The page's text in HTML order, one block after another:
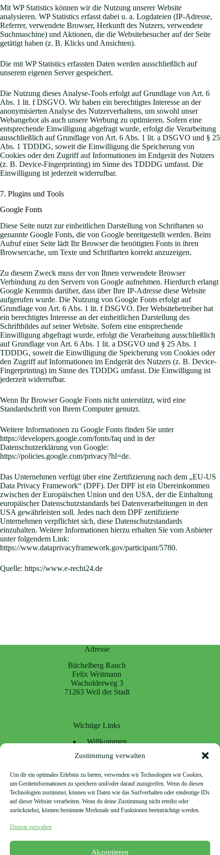
Zustimmung verwalten
Um dir ein optimales Erlebnis zu bieten, verwenden wir Technologien wie Cookies,
um Geräteinformationen zu speichern und/oder darauf zuzugreifen. Wenn du diesen
Technologien zustimmst, können wir Daten wie das Surfverhalten oder eindeutige IDs
auf dieser Website verarbeiten. Wenn du deine Zustimmung nicht erteilst oder
zurückziehst, können bestimmte Merkmale und Funktionen beeinträchtigt werden.
Dienste verwalten
Akzeptieren
Mit WP Statistics können wir die Nutzung unserer Website
analysieren. WP Statistics erfasst dabei u. a. Logdateien (IP-Adresse,
Referrer, verwendete Browser, Herkunft des Nutzers, verwendete
Suchmaschine) und Aktionen, die die Websitebesucher auf der Seite
getätigt haben (z. B. Klicks und Ansichten).
Die mit WP Statistics erfassten Daten werden ausschließlich auf
unserem eigenen Server gespeichert.
Die Nutzung dieses Analyse-Tools erfolgt auf Grundlage von Art. 6
Abs. 1 lit. f DSGVO. Wir haben ein berechtigtes Interesse an der
anonymisierten Analyse des Nutzerverhaltens, um sowohl unser
Webangebot als auch unsere Werbung zu optimieren. Sofern eine
entsprechende Einwilligung abgefragt wurde, erfolgt die Verarbeitung
ausschließlich auf Grundlage von Art. 6 Abs. 1 lit. a DSGVO und § 25
Abs. 1 TDDDG, soweit die Einwilligung die Speicherung von
Cookies oder den Zugriff auf Informationen im Endgerät des Nutzers
(z. B. Device-Fingerprinting) im Sinne des TDDDG umfasst. Die
Einwilligung ist jederzeit widerrufbar.
7. Plugins und Tools
Google Fonts
Diese Seite nutzt zur einheitlichen Darstellung von Schriftarten so
genannte Google Fonts, die von Google bereitgestellt werden. Beim
Aufruf einer Seite lädt Ihr Browser die benötigten Fonts in ihren
Browsercache, um Texte und Schriftarten korrekt anzuzeigen.
Zu diesem Zweck muss der von Ihnen verwendete Browser
Verbindung zu den Servern von Google aufnehmen. Hierdurch erlangt
Google Kenntnis darüber, dass über Ihre IP-Adresse diese Website
aufgerufen wurde. Die Nutzung von Google Fonts erfolgt auf
Grundlage von Art. 6 Abs. 1 lit. f DSGVO. Der Websitebetreiber hat
ein berechtigtes Interesse an der einheitlichen Darstellung des
Schriftbildes auf seiner Website. Sofern eine entsprechende
Einwilligung abgefragt wurde, erfolgt die Verarbeitung ausschließlich
auf Grundlage von Art. 6 Abs. 1 lit. a DSGVO und § 25 Abs. 1
TDDDG, soweit die Einwilligung die Speicherung von Cookies oder
den Zugriff auf Informationen im Endgerät des Nutzers (z. B. Device-
Fingerprinting) im Sinne des TDDDG umfasst. Die Einwilligung ist
jederzeit widerrufbar.
Wenn Ihr Browser Google Fonts nicht unterstützt, wird eine
Standardschrift von Ihrem Computer genutzt.
Weitere Informationen zu Google Fonts finden Sie unter
https://developers.google.com/fonts/faq und in der
Datenschutzerklärung von Google:
https://policies.google.com/privacy?hl=de.
Das Unternehmen verfügt über eine Zertifizierung nach dem „EU-US
Data Privacy Framework“ (DPF). Der DPF ist ein Übereinkommen
zwischen der Europäischen Union und den USA, der die Einhaltung
europäischer Datenschutzstandards bei Datenverarbeitungen in den
USA gewährleisten soll. Jedes nach dem DPF zertifizierte
Unternehmen verpflichtet sich, diese Datenschutzstandards
einzuhalten. Weitere Informationen hierzu erhalten Sie vom Anbieter
unter folgendem Link:
https://www.dataprivacyframework.gov/participant/5780.
Quelle: https://www.e-recht24.de
Adresse
Büchelberg Ranch
Felix Weitmann
Wacholderweg 3
71263 Weil der Stadt
Wichtige Links
Willkommen
Unsere Ranch
Aktuelles
Kontakt
Sitemap